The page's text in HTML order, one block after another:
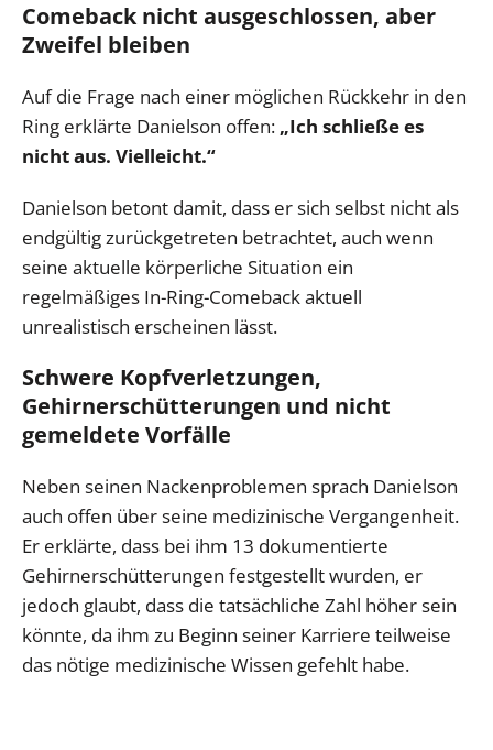
Comeback nicht ausgeschlossen, aber
Zweifel bleiben
Auf die Frage nach einer möglichen Rückkehr in den
Ring erklärte Danielson offen: „Ich schließe es
nicht aus. Vielleicht.“
Danielson betont damit, dass er sich selbst nicht als
endgültig zurückgetreten betrachtet, auch wenn
seine aktuelle körperliche Situation ein
regelmäßiges In-Ring-Comeback aktuell
unrealistisch erscheinen lässt.
Schwere Kopfverletzungen,
Gehirnerschütterungen und nicht
gemeldete Vorfälle
Neben seinen Nackenproblemen sprach Danielson
auch offen über seine medizinische Vergangenheit.
Er erklärte, dass bei ihm 13 dokumentierte
Gehirnerschütterungen festgestellt wurden, er
jedoch glaubt, dass die tatsächliche Zahl höher sein
könnte, da ihm zu Beginn seiner Karriere teilweise
das nötige medizinische Wissen gefehlt habe.